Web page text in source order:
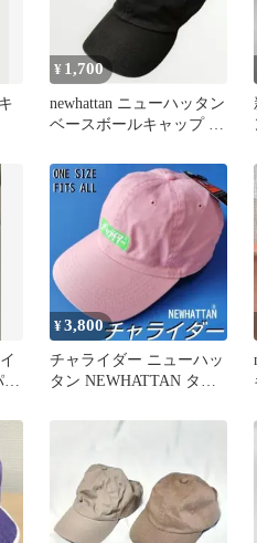
¥ 1,700
newhattan ニューハッタン
ベースボールキャップ ダ
ー
¥3,800
チャライダー ニューハッ
タン NEWHATTAN タグ